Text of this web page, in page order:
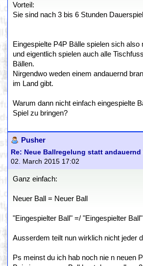
Vorteil:
Sie sind nach 3 bis 6 Stunden
Eingespielte P4P Bälle spielen sich
und eigentlich spielen auch alle
Bällen.
Nirgendwo weden einem andauernd
im Land gibt.
Warum dann nicht einfach eingespielte
Spiel zu bringen?
Pusher
Re: Neue Ballregelung statt andauernd
02. March 2015 17:02
Ganz einfach:
Neuer Ball = Neuer Ball
"Eingespielter Ball" =/ "Eingespielter Ball"
Ausserdem teilt nun wirklich nicht jeder
Ps meinst du ich hab noch nie n neuen